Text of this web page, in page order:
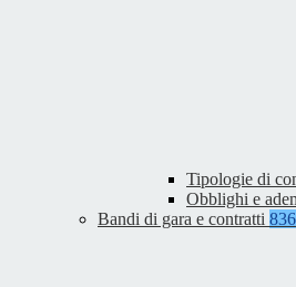
Tipologie di
Obblighi e
Bandi di gara e contratti 836